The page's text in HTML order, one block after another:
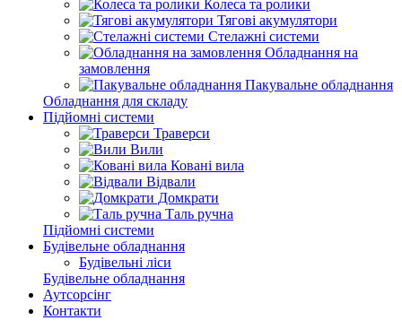
Колеса та ролики
Тягові акумулятори
Стелажні системи
Обладнання на
замовлення
Пакувальне обладнання
Обладнання для складу
Підйомні системи
Траверси
Вили
Ковані вила
Відвали
Домкрати
Таль ручна
Підйомні системи
Будівельне обладнання
Будівельні ліси
Будівельне обладнання
Аутсорсінг
Контакти